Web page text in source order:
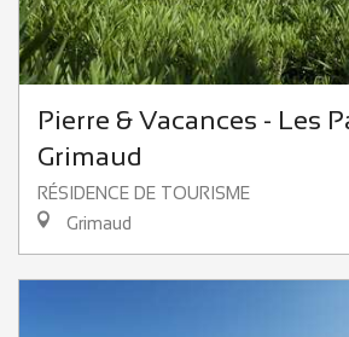
Pierre & Vacances - Les
Grimaud
RÉSIDENCE DE TOURISME
Grimaud